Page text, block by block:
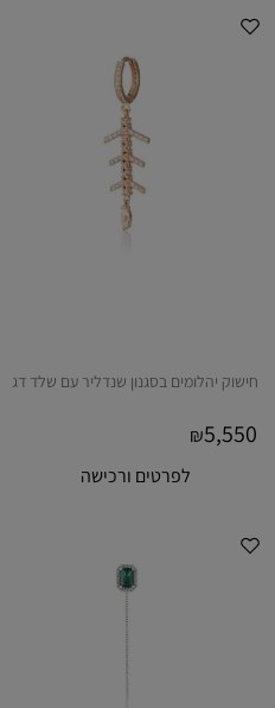
חישוק יהלומים בסגנון שנדליר עם שלד דג
₪5,550
לפרטים ורכישה